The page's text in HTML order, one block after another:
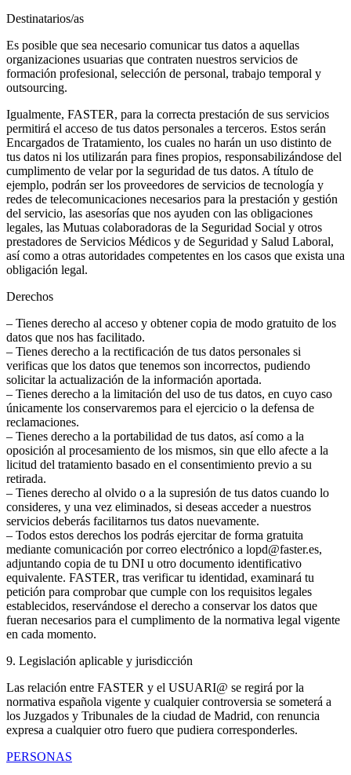
Destinatarios/as
Es posible que sea necesario comunicar tus datos a aquellas
organizaciones usuarias que contraten nuestros servicios de
formación profesional, selección de personal, trabajo temporal y
outsourcing.
Igualmente, FASTER, para la correcta prestación de sus servicios
permitirá el acceso de tus datos personales a terceros. Estos serán
Encargados de Tratamiento, los cuales no harán un uso distinto de
tus datos ni los utilizarán para fines propios, responsabilizándose del
cumplimento de velar por la seguridad de tus datos. A título de
ejemplo, podrán ser los proveedores de servicios de tecnología y
redes de telecomunicaciones necesarios para la prestación y gestión
del servicio, las asesorías que nos ayuden con las obligaciones
legales, las Mutuas colaboradoras de la Seguridad Social y otros
prestadores de Servicios Médicos y de Seguridad y Salud Laboral,
así como a otras autoridades competentes en los casos que exista una
obligación legal.
Derechos
– Tienes derecho al acceso y obtener copia de modo gratuito de los
datos que nos has facilitado.
– Tienes derecho a la rectificación de tus datos personales si
verificas que los datos que tenemos son incorrectos, pudiendo
solicitar la actualización de la información aportada.
– Tienes derecho a la limitación del uso de tus datos, en cuyo caso
únicamente los conservaremos para el ejercicio o la defensa de
reclamaciones.
– Tienes derecho a la portabilidad de tus datos, así como a la
oposición al procesamiento de los mismos, sin que ello afecte a la
licitud del tratamiento basado en el consentimiento previo a su
retirada.
– Tienes derecho al olvido o a la supresión de tus datos cuando lo
consideres, y una vez eliminados, si deseas acceder a nuestros
servicios deberás facilitarnos tus datos nuevamente.
– Todos estos derechos los podrás ejercitar de forma gratuita
mediante comunicación por correo electrónico a lopd@faster.es,
adjuntando copia de tu DNI u otro documento identificativo
equivalente. FASTER, tras verificar tu identidad, examinará tu
petición para comprobar que cumple con los requisitos legales
establecidos, reservándose el derecho a conservar los datos que
fueran necesarios para el cumplimento de la normativa legal vigente
en cada momento.
9. Legislación aplicable y jurisdicción
Las relación entre FASTER y el USUARI@ se regirá por la
normativa española vigente y cualquier controversia se someterá a
los Juzgados y Tribunales de la ciudad de Madrid, con renuncia
expresa a cualquier otro fuero que pudiera corresponderles.
PERSONAS